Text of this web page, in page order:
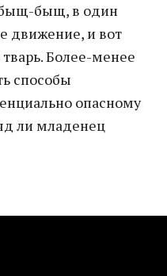
быщ-быщ, в один
движение, и вот
Более-менее
способы
опасному
ли младенец